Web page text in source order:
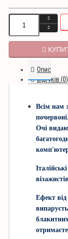
Опис
Відгуків (0)
Всім нам
Очі
Ефект від